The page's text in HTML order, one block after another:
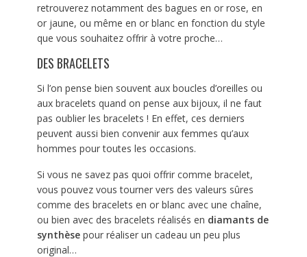
retrouverez notamment des bagues en or rose, en
or jaune, ou même en or blanc en fonction du style
que vous souhaitez offrir à votre proche…
DES BRACELETS
Si l’on pense bien souvent aux boucles d’oreilles ou
aux bracelets quand on pense aux bijoux, il ne faut
pas oublier les bracelets ! En effet, ces derniers
peuvent aussi bien convenir aux femmes qu’aux
hommes pour toutes les occasions.
Si vous ne savez pas quoi offrir comme bracelet,
vous pouvez vous tourner vers des valeurs sûres
comme des bracelets en or blanc avec une chaîne,
ou bien avec des bracelets réalisés en diamants de
synthèsepour réaliser un cadeau un peu plus
original…